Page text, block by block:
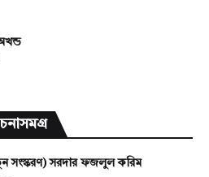
সংস্করণ) সরদার ফজলুল করিম